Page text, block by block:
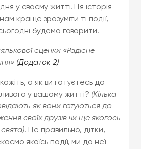
у своєму житті. Ця історія
краще зрозуміти ті події,
будемо говорити.
сценки «Радісне
(Додаток 2)
а як ви готуєтесь до
у вашому житті? (Кілька
як вони готуються до
своїх друзів чи ще якогось
. Це правильно, дітки,
якоїсь події, ми до неї